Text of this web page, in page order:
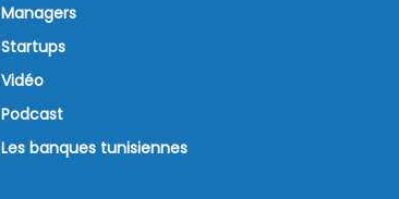
Managers
Startups
Vidéo
Podcast
Les banques tunisiennes